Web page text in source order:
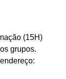
(15H)
grupos.